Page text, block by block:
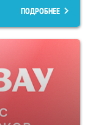
ПОДРОБНЕЕ